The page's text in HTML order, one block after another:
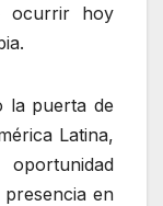
ocurrir hoy
la puerta de
Latina,
en